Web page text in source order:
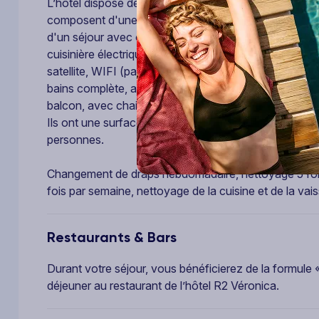
composent d'une 1 chambre séparée (2 lits
d'un séjour avec cuisine intégrée, bureau, canapé-
cuisinière électrique, grille-pain, cafetière,
satellite, WIFI (payant), coffre-fort (payant),
bains complète, avec baignoire ou douche à
balcon, avec chaises, table et hamacs, tous orientés
Ils ont une surface approximative de 30m2 à 70 m2.
personnes.
Changement de draps hebdomadaire, nettoyage 5
fois par semaine, nettoyage de la cuisine et de la
Restaurants & Bars
Durant votre séjour, vous bénéficierez de la formule
déjeuner au restaurant de l’hôtel R2 Véronica.